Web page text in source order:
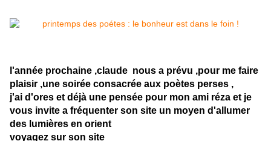
l'année prochaine ,claude nous a prévu ,pour me faire
plaisir ,une soirée consacrée aux poètes perses ,
j'ai d'ores et déjà une pensée pour mon ami réza et je
vous invite a fréquenter son site un moyen d'allumer
des lumières en orient
voyagez sur son site